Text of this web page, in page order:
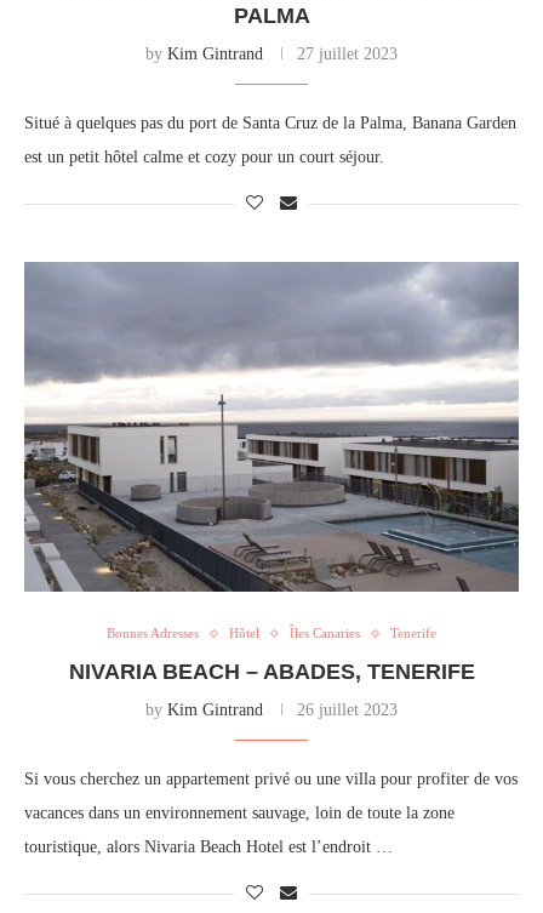
PALMA
by Kim Gintrand 27 juillet 2023
Situé à quelques pas du port de Santa Cruz de la Palma, Banana Garden
est un petit hôtel calme et cozy pour un court séjour.
Bonnes Adresses Hôtel Îles Canaries Tenerife
NIVARIA BEACH – ABADES, TENERIFE
by Kim Gintrand 26 juillet 2023
Si vous cherchez un appartement privé ou une villa pour profiter de vos
vacances dans un environnement sauvage, loin de toute la zone
touristique, alors Nivaria Beach Hotel est l’endroit …